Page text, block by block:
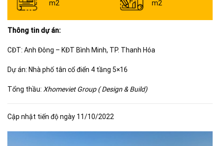
m2 m2
Thông tin dự án:
CĐT: Anh Đông – KĐT Bình Minh, TP. Thanh Hóa
Dự án: Nhà phố tân cổ điển 4 tầng 5×16
Tổng thầu: Xhomeviet Group ( Design & Build)
Cập nhật tiến độ ngày 11/10/2022